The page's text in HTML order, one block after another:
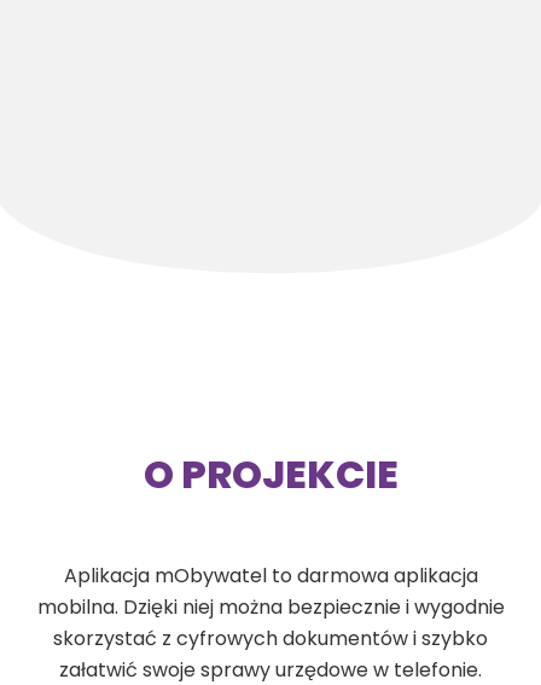
O PROJEKCIE
Aplikacja mObywatel to darmowa aplikacja
mobilna. Dzięki niej można bezpiecznie i wygodnie
skorzystać z cyfrowych dokumentów i szybko
załatwić swoje sprawy urzędowe w telefonie.